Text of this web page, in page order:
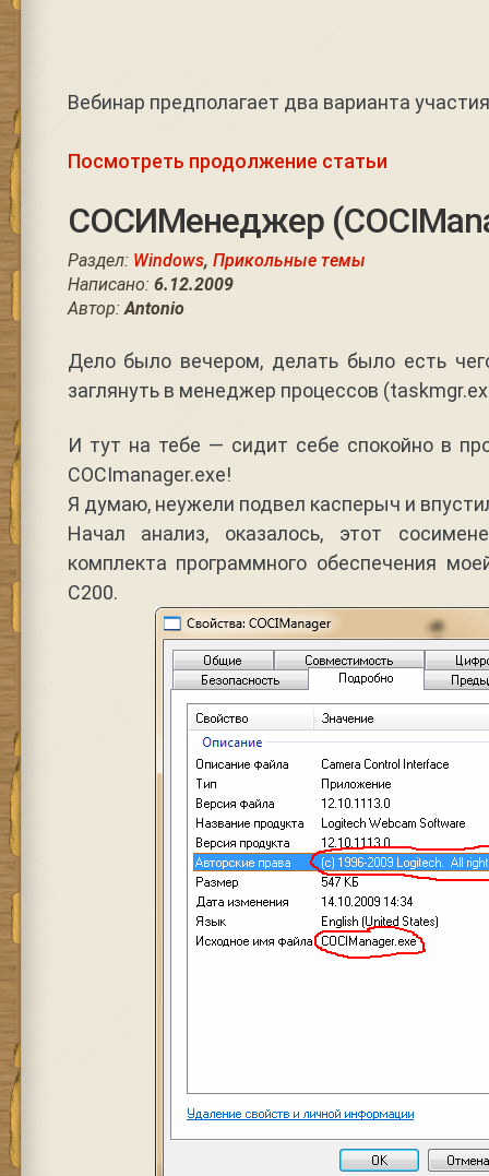
Вебинар предполагает два варианта
Посмотреть продолжение статьи
СОСИМенеджер
Раздел: Windows, Прикольные темы
Написано: 6.12.2009
Автор: Antonio
Дело было вечером, делать было есть
заглянуть в менеджер процессов
И тут на тебе — сидит себе спокойно в
COCImanager.exe!
Я думаю, неужели подвел касперыч и
Начал анализ, оказалось, этот
комплекта программного обеспечения
C200.